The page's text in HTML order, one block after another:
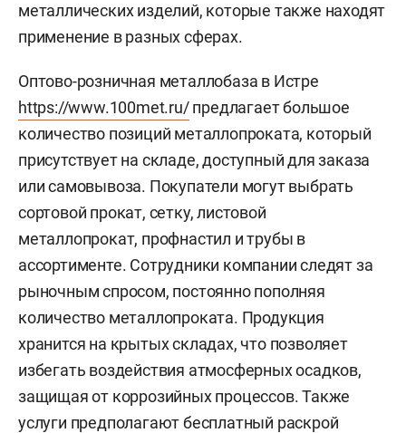
металлических изделий, которые также находят
применение в разных сферах.
Оптово-розничная металлобаза в Истре
https://www.100met.ru/предлагает большое
количество позиций металлопроката, который
присутствует на складе, доступный для заказа
или самовывоза. Покупатели могут выбрать
сортовой прокат, сетку, листовой
металлопрокат, профнастил и трубы в
ассортименте. Сотрудники компании следят за
рыночным спросом, постоянно пополняя
количество металлопроката. Продукция
хранится на крытых складах, что позволяет
избегать воздействия атмосферных осадков,
защищая от коррозийных процессов. Также
услуги предполагают бесплатный раскрой